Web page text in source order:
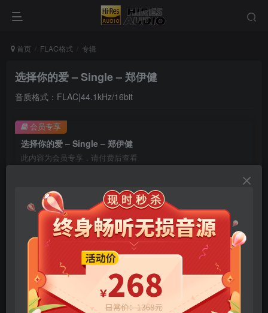
首页 FLAC格式 专辑
选择你的爱 – Single – 郑伊健
音质格式：FLAC|44.1kHz/16bit
选择你的爱 – Single – 郑伊健
此内容为会员专享，请付费后查看
9.9 99
年卡会员 免费 永久会员
立即购买
您当前未登录！建议登陆后购买，可保存购买订单
会员专享
专辑名称：选择你的爱 – Single
歌手：郑伊健